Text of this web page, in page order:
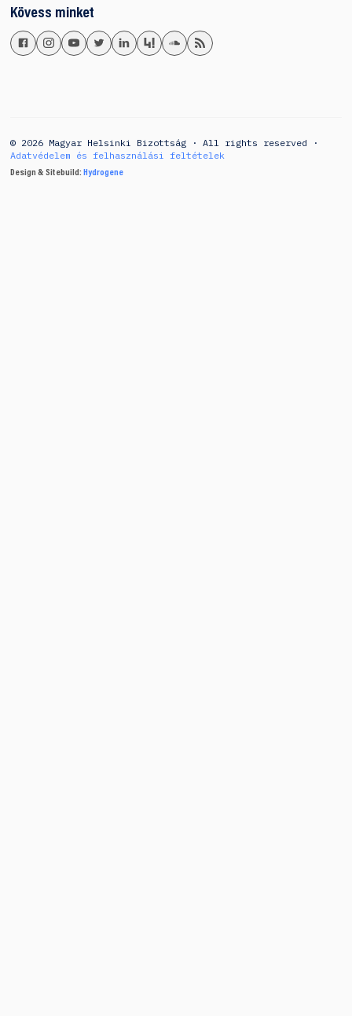
Kövess minket
© 2026 Magyar Helsinki Bizottság · All rights reserved ·
Adatvédelem és felhasználási feltételek
Design & Sitebuild: Hydrogene